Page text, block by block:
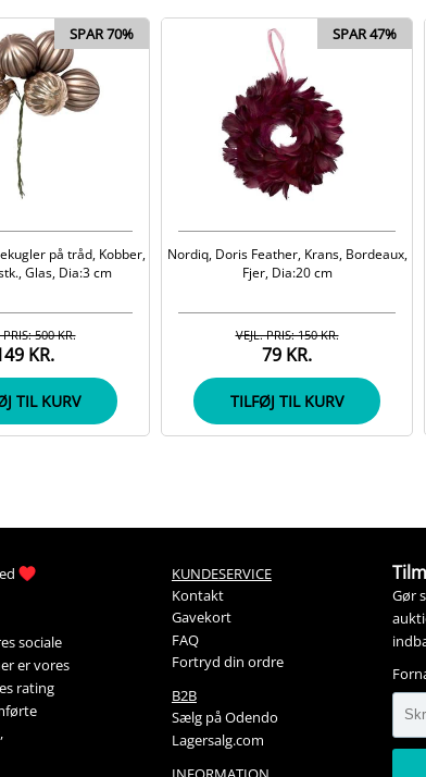
SPAR 70%
på tråd, Kobber,
Glas, Dia:3 cm
KR.
PRIS: 500 KR.
TIL KURV
SPAR 47%
Nordiq, Doris Feather, Krans, Bordeaux,
Fjer, Dia:20 cm
79 KR.
VEJL. PRIS: 150 KR.
TILFØJ TIL KURV
sociale
er vores
rating
KUNDESERVICE
Kontakt
Gavekort
FAQ
Fortryd din ordre
B2B
Sælg på Odendo
Lagersalg.com
Gør